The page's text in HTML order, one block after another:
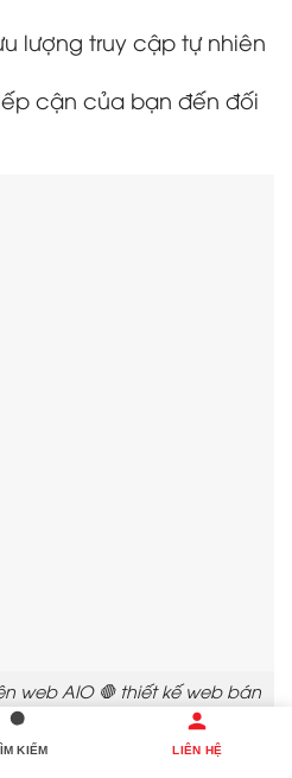
lượng truy cập tự nhiên
cận của bạn đến đối
web AIO 🛑 thiết kế web bán
kế web tại Đà Nẵng 🧡 💈
website AIO 🧡 thiết kế web
KIẾM LIÊN HỆ